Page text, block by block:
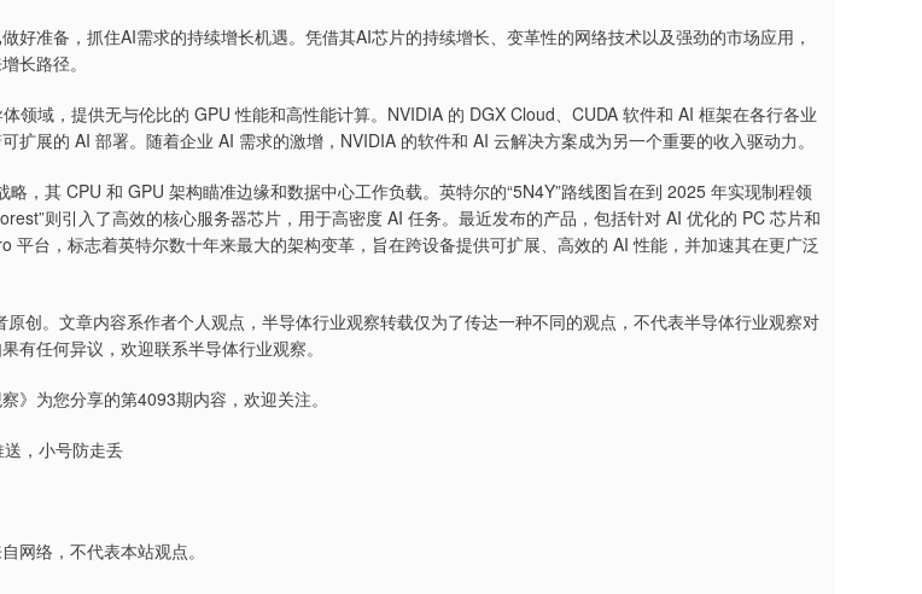
好准备，抓住AI需求的持续增长机遇。凭借其AI芯片的持续增长、变革性的网络技术以及强劲的市场应用，
长路径。
领域，提供无与伦比的 GPU 性能和高性能计算。NVIDIA 的 DGX Cloud、CUDA 软件和 AI 框架在各行各业
扩展的 AI 部署。随着企业 AI 需求的激增，NVIDIA 的软件和 AI 云解决方案成为另一个重要的收入驱动力。
略，其 CPU 和 GPU 架构瞄准边缘和数据中心工作负载。英特尔的“5N4Y”路线图旨在到 2025 年实现制程领
则引入了高效的核心服务器芯片，用于高密度 AI 任务。最近发布的产品，包括针对 AI 优化的 PC 芯片和
平台，标志着英特尔数十年来最大的架构变革，旨在跨设备提供可扩展、高效的 AI 性能，并加速其在更广泛
原创。文章内容系作者个人观点，半导体行业观察转载仅为了传达一种不同的观点，不代表半导体行业观察对
有任何异议，欢迎联系半导体行业观察。
》为您分享的第4093期内容，欢迎关注。
，小号防走丢
网络，不代表本站观点。